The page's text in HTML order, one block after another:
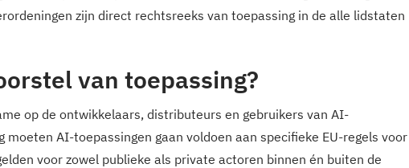
zijn direct rechtsreeks van toepassing in de alle lidstaten
van toepassing?
op de ontwikkelaars, distributeurs en gebruikers van AI-
moeten AI-toepassingen gaan voldoen aan specifieke EU-regels voor
voor zowel publieke als private actoren binnen én buiten de